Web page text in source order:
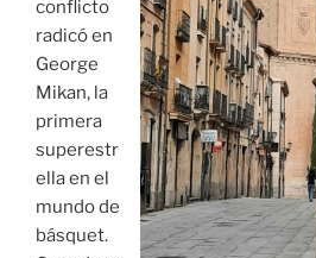
conflicto
radicó en
George
Mikan, la
primera
superestr
ella en el
mundo de
básquet.